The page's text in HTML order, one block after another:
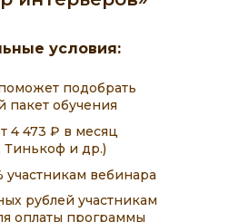
условия:
подобрать
пакет обучения
4 473 ₽ в месяц
Тинькоф и др.)
участникам вебинара
рублей участникам
оплаты программы